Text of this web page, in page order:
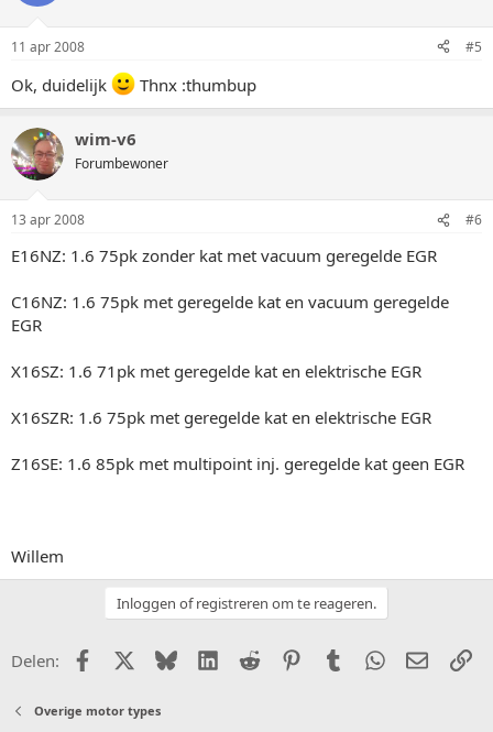
11 apr 2008 #5
Ok, duidelijk Thnx :thumbup
wim-v6
Forumbewoner
13 apr 2008 #6
E16NZ: 1.6 75pk zonder kat met vacuum geregelde EGR
C16NZ: 1.6 75pk met geregelde kat en vacuum geregelde
EGR
X16SZ: 1.6 71pk met geregelde kat en elektrische EGR
X16SZR: 1.6 75pk met geregelde kat en elektrische EGR
Z16SE: 1.6 85pk met multipoint inj. geregelde kat geen EGR
Willem
Inloggen of registreren om te reageren.
Delen: FacebookX (Twitter)
BlueskyLinkedIn
Reddit PinterestTumblr WhatsApp
E-mail
Overige motor types